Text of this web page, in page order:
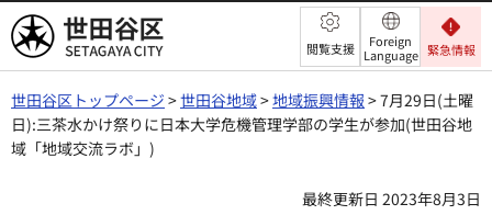
世田谷区 閲覧支援
Foreign
Language 緊急情報
世田谷区トップページ >世田谷地域>地域振興情報 > 7月29日(土曜
日):三茶水かけ祭りに日本大学危機管理学部の学生が参加(世田谷地
域「地域交流ラボ」)
最終更新日 2023年8月3日